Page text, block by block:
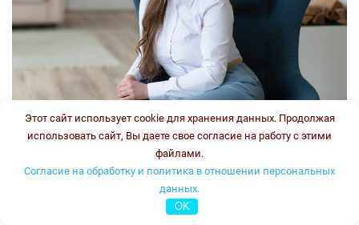
Врач-генетик, врач клинической лабораторной
диагностики
Стаж:
Этот сайт использует cookie для хранения данных. Продолжая
использовать сайт, Вы даете свое согласие на работу с этими
файлами.
Согласие на обработку и политика в отношении персональных
данных.
OK